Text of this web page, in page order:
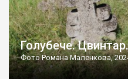
Голубече.
Фото Романа Маленкова,